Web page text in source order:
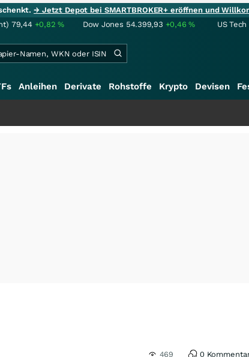
→ Jetzt Depot bei SMARTBROKER+ eröffnen und
79,44 +0,82% Dow Jones 54.399,93 +0,46% US
Anleihen Derivate Rohstoffe Krypto Devisen
469 0